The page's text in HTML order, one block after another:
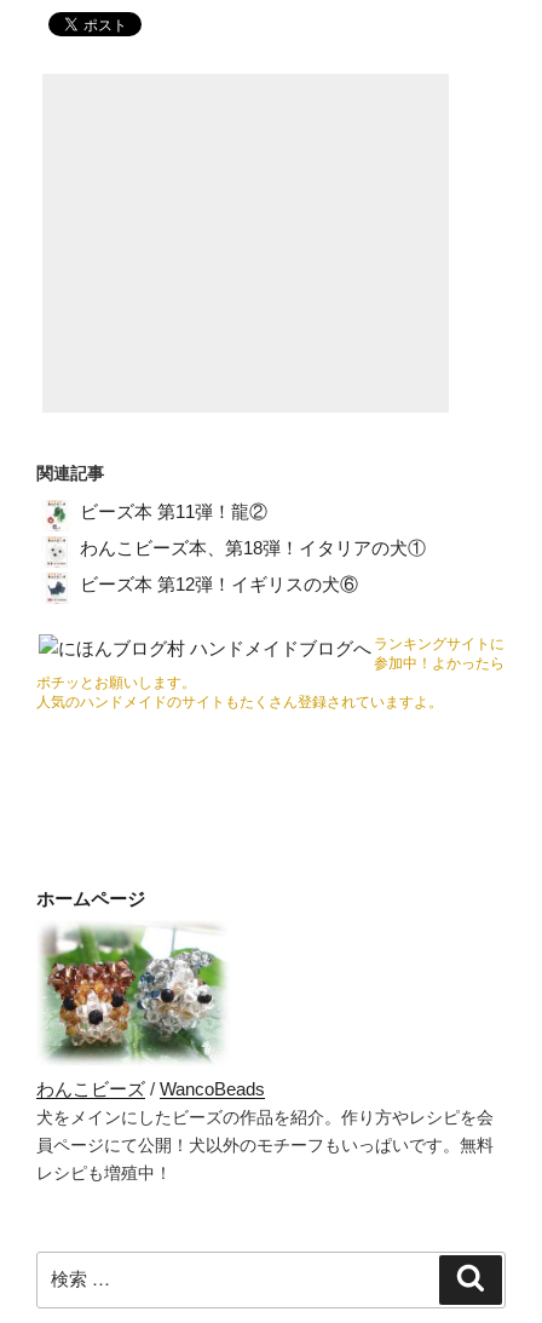
関連記事
ビーズ本 第11弾！龍②
わんこビーズ本、第18弾！イタリアの犬①
ビーズ本 第12弾！イギリスの犬⑥
ランキングサイトに
参加中！よかったら
ポチッとお願いします。
人気のハンドメイドのサイトもたくさん登録されていますよ。
ホームページ
わんこビーズ / WancoBeads
犬をメインにしたビーズの作品を紹介。作り方やレシピを会
員ページにて公開！犬以外のモチーフもいっぱいです。無料
レシピも増殖中！
検
索: